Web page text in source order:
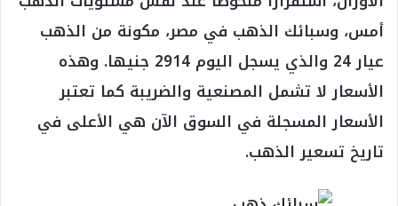
أمس، وسبائك الذهب في مصر، مكونة من الذهب
عيار 24 والذي يسجل اليوم 2914 جنيها. وهذه
الأسعار لا تشمل المصنعية والضريبة كما تعتبر
الأسعار المسجلة في السوق الآن هي الأعلى في
تاريخ تسعير الذهب.